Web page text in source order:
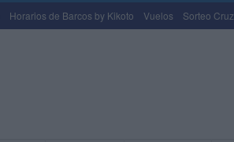
Horarios de Barcos by Kikoto Vuelos Sorteo